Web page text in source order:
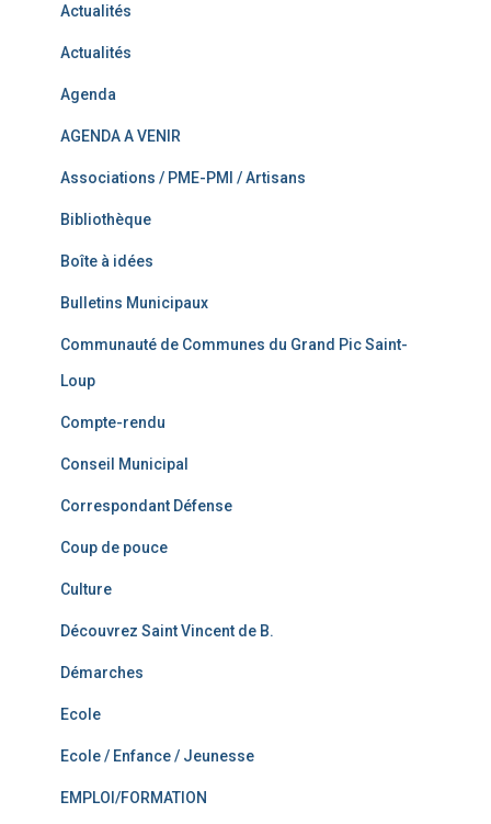
Actualités
Actualités
Agenda
AGENDA A VENIR
Associations / PME-PMI / Artisans
Bibliothèque
Boîte à idées
Bulletins Municipaux
Communauté de Communes du Grand Pic Saint-
Loup
Compte-rendu
Conseil Municipal
Correspondant Défense
Coup de pouce
Culture
Découvrez Saint Vincent de B.
Démarches
Ecole
Ecole / Enfance / Jeunesse
EMPLOI/FORMATION